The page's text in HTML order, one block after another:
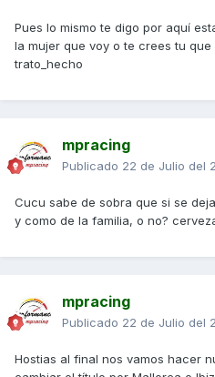
Pues lo mismo te digo por aquí
la mujer que voy o te crees tu
trato_hecho
mpracing
Publicado 22 de Julio del
Cucu sabe de sobra que si se
y como de la familia, o no?
mpracing
Publicado 22 de Julio del
Hostias al final nos vamos hacer